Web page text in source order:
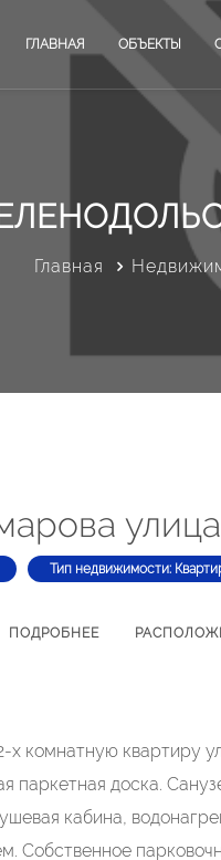
ГЛАВНАЯ ОБЪЕКТЫ
Главная
Тип недвижимости:
ПОДРОБНЕЕ
комнатную квартиру
паркетная доска.
кабина,
Собственное